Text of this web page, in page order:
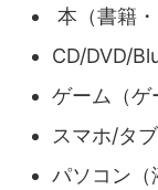
本（書籍
CD/DVD/
ゲーム（ゲ
スマホ/タ
パソコン（